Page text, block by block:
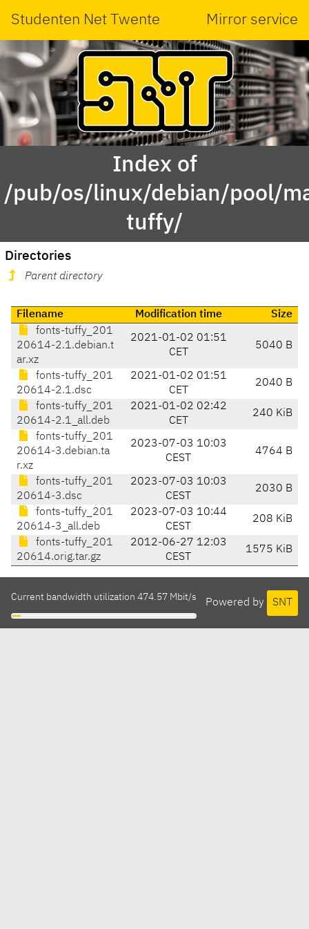
Studenten Net Twente Mirror service
Index of
/pub/os/linux/debian/pool/
tuffy/
Directories
Parent directory
Filename Modification time
Size
fonts-tuffy_201
20614-2.1.debian.t
ar.xz
2021-01-02 01:51
CET
5040 B
fonts-tuffy_201
20614-2.1.dsc
2021-01-02 01:51
CET
2040 B
fonts-tuffy_201
20614-2.1_all.deb
2021-01-02 02:42
CET
240 KiB
fonts-tuffy_201
20614-3.debian.ta
r.xz
2023-07-03 10:03
CEST
4764 B
fonts-tuffy_201
20614-3.dsc
2023-07-03 10:03
CEST
2030 B
fonts-tuffy_201
20614-3_all.deb
2023-07-03 10:44
CEST
208 KiB
fonts-tuffy_201
20614.orig.tar.gz
2012-06-27 12:03
CEST
1575 KiB
Powered by SNT
Current bandwidth utilization 474.57 Mbit/s